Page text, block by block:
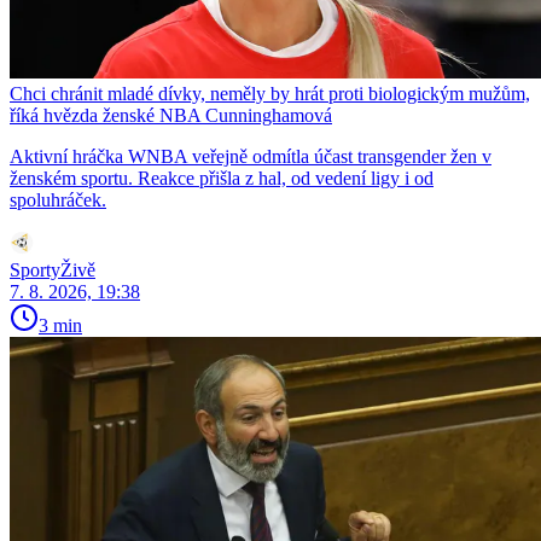
Chci chránit mladé dívky, neměly by hrát proti biologickým mužům,
říká hvězda ženské NBA Cunninghamová
Aktivní hráčka WNBA veřejně odmítla účast transgender žen v
ženském sportu. Reakce přišla z hal, od vedení ligy i od
spoluhráček.
SportyŽivě
7. 8. 2026, 19:38
3 min